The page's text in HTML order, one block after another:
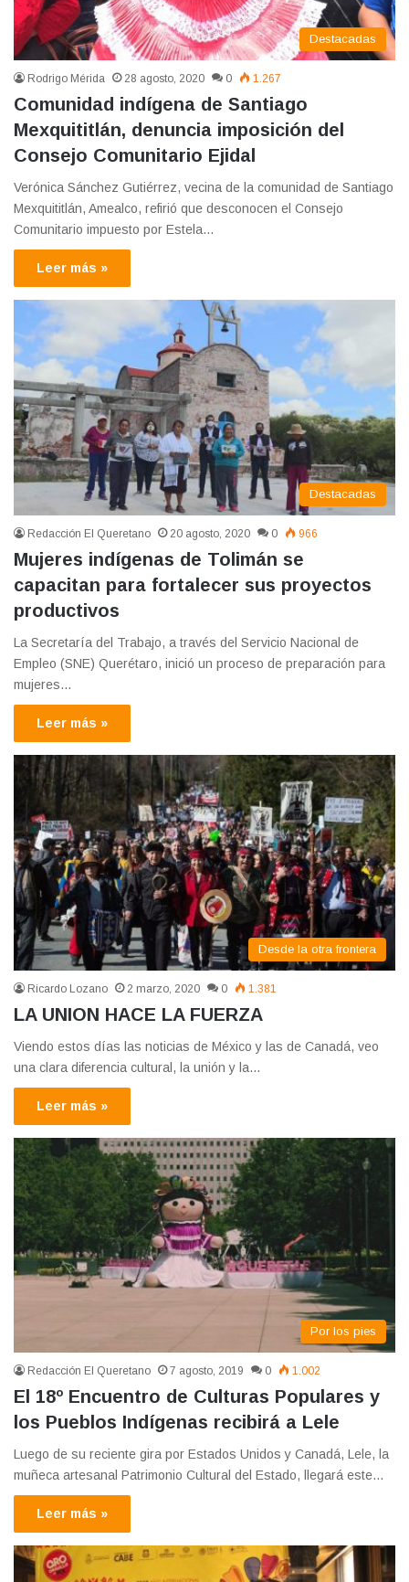
Destacadas
Rodrigo Mérida 28 agosto, 2020 0 1.267
Comunidad indígena de Santiago
Mexquititlán, denuncia imposición del
Consejo Comunitario Ejidal
Verónica Sánchez Gutiérrez, vecina de la comunidad de Santiago
Mexquititlán, Amealco, refirió que desconocen el Consejo
Comunitario impuesto por Estela…
Leer más »
Destacadas
Redacción El Queretano 20 agosto, 2020 0 966
Mujeres indígenas de Tolimán se
capacitan para fortalecer sus proyectos
productivos
La Secretaría del Trabajo, a través del Servicio Nacional de
Empleo (SNE) Querétaro, inició un proceso de preparación para
mujeres…
Leer más »
Desde la otra frontera
Ricardo Lozano 2 marzo, 2020 0 1.381
LA UNION HACE LA FUERZA
Viendo estos días las noticias de México y las de Canadá, veo
una clara diferencia cultural, la unión y la…
Leer más »
Por los pies
Redacción El Queretano 7 agosto, 2019 0 1.002
El 18º Encuentro de Culturas Populares y
los Pueblos Indígenas recibirá a Lele
Luego de su reciente gira por Estados Unidos y Canadá, Lele, la
muñeca artesanal Patrimonio Cultural del Estado, llegará este…
Leer más »